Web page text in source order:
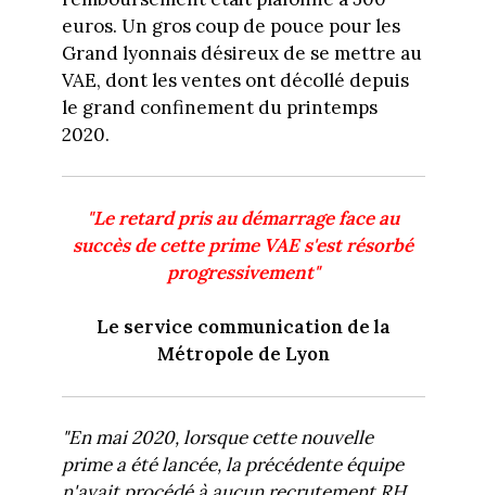
euros. Un gros coup de pouce pour les
Grand lyonnais désireux de se mettre au
VAE, dont les ventes ont décollé depuis
le grand confinement du printemps
2020.
"Le retard pris au démarrage face au
succès de cette prime VAE s'est résorbé
progressivement"
Le service communication de la
Métropole de Lyon
"En mai 2020, lorsque cette nouvelle
prime a été lancée, la précédente équipe